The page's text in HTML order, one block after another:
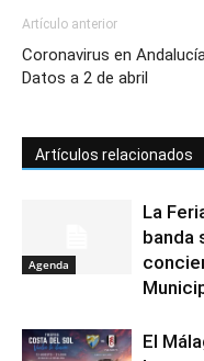
Artículo anterior
Coronavirus en
Datos a 2 de abril
Artículos relacionados
Agenda
La
banda
El